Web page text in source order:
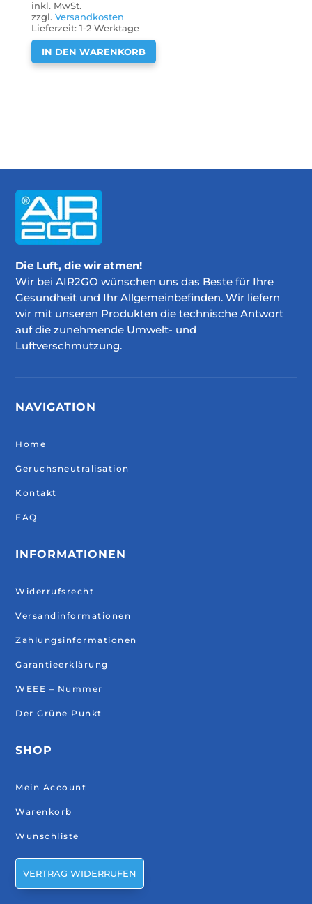
inkl. MwSt.
zzgl.Versandkosten
Lieferzeit:1-2 Werktage
IN DEN WARENKORB
Die Luft, die wir atmen!
Wir bei AIR2GO wünschen uns das Beste für Ihre
Gesundheit und Ihr Allgemeinbefinden. Wir liefern
wir mit unseren Produkten die technische Antwort
auf die zunehmende Umwelt- und
Luftverschmutzung.
NAVIGATION
Home
Geruchsneutralisation
Kontakt
FAQ
INFORMATIONEN
Widerrufsrecht
Versandinformationen
Zahlungsinformationen
Garantieerklärung
WEEE – Nummer
Der Grüne Punkt
SHOP
Mein Account
Warenkorb
Wunschliste
VERTRAG WIDERRUFEN